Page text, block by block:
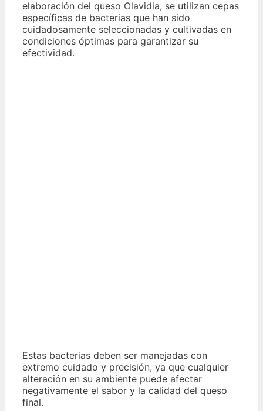
elaboración del queso Olavidia, se utilizan cepas
específicas de bacterias que han sido
cuidadosamente seleccionadas y cultivadas en
condiciones óptimas para garantizar su
efectividad.
Estas bacterias deben ser manejadas con
extremo cuidado y precisión, ya que cualquier
alteración en su ambiente puede afectar
negativamente el sabor y la calidad del queso
final.